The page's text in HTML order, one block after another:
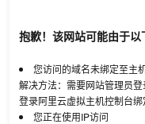
抱歉！该网站可能由于以
您访问的域名未绑定至主
解决方法：需要网站管理员
登录阿里云虚拟主机控制台绑
您正在使用IP访问